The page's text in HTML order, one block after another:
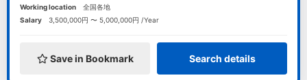
Working location
全国各地
Salary
3,500,000円 〜 5,000,000円 /Year
Save in Bookmark Search details